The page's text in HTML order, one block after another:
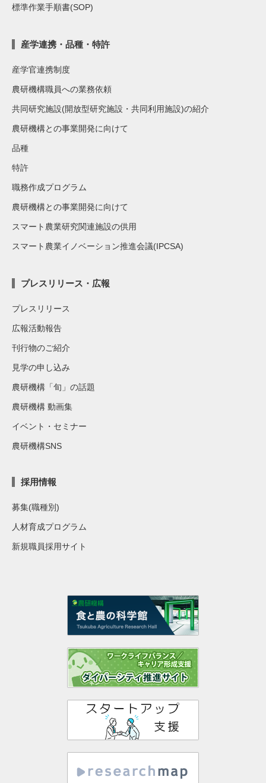
標準作業手順書(SOP)
産学連携・品種・特許
産学官連携制度
農研機構職員への業務依頼
共同研究施設(開放型研究施設・共同利用施設)の紹介
農研機構との事業開発に向けて
品種
特許
職務作成プログラム
農研機構との事業開発に向けて
スマート農業研究関連施設の供用
スマート農業イノベーション推進会議(IPCSA)
プレスリリース・広報
プレスリリース
広報活動報告
刊行物のご紹介
見学の申し込み
農研機構「旬」の話題
農研機構 動画集
イベント・セミナー
農研機構SNS
採用情報
募集(職種別)
人材育成プログラム
新規職員採用サイト